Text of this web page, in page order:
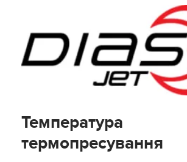
Температура
термопресування